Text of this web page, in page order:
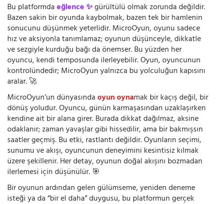
Bu platformdaeğlence ✨gürültülü olmak zorunda değildir.
Bazen sakin bir oyunda kaybolmak, bazen tek bir hamlenin
sonucunu düşünmek yeterlidir. MicroOyun, oyunu sadece
hız ve aksiyonla tanımlamaz; oyunun düşünceyle, dikkatle
ve sezgiyle kurduğu bağı da önemser. Bu yüzden her
oyuncu, kendi temposunda ilerleyebilir. Oyun, oyuncunun
kontrolündedir; MicroOyun yalnızca bu yolculuğun kapısını
aralar. 🚀
MicroOyun’un dünyasındaoyun oynamak bir kaçış değil, bir
dönüş yoludur. Oyuncu, günün karmaşasından uzaklaşırken
kendine ait bir alana girer. Burada dikkat dağılmaz, aksine
odaklanır; zaman yavaşlar gibi hissedilir, ama bir bakmışsın
saatler geçmiş. Bu etki, rastlantı değildir. Oyunların seçimi,
sunumu ve akışı, oyuncunun deneyimini kesintisiz kılmak
üzere şekillenir. Her detay, oyunun doğal akışını bozmadan
ilerlemesi için düşünülür. 🎯
Bir oyunun ardından gelen gülümseme, yeniden deneme
isteği ya da “bir el daha” duygusu, bu platformun gerçek